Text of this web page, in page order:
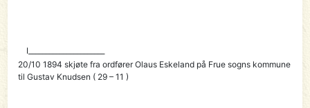
I______________________
20/10 1894 skjøte fra ordfører Olaus Eskeland på Frue sogns kommune
til Gustav Knudsen ( 29 – 11 )